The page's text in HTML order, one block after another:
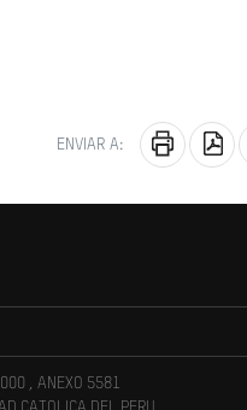
ENVIAR A:
, ANEXO 5581